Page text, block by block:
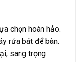
chọn hoàn hảo.
rửa bát để bàn.
sang trọng